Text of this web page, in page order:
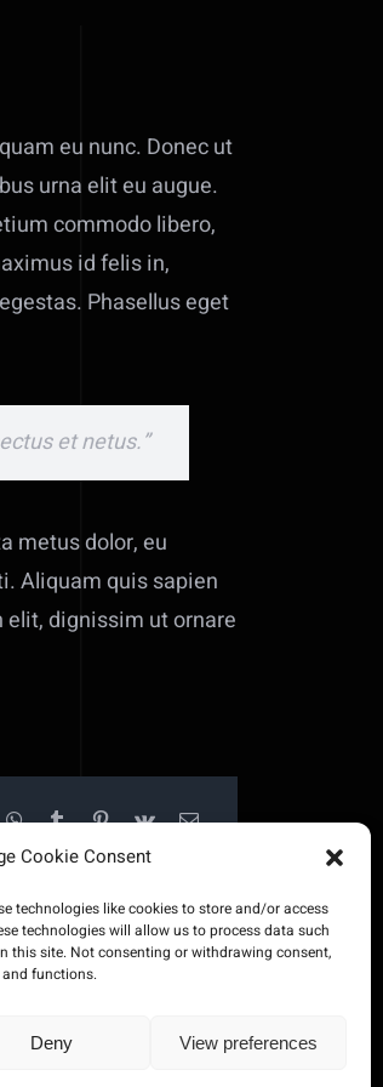
Cookie Consent
technologies like cookies to store and/or access
technologies will allow us to process data such
this site. Not consenting or withdrawing consent,
functions.
Deny View preferences
eu nunc. Donec ut
urna elit eu augue.
commodo libero,
id felis in,
Phasellus eget
et netus.”
metus dolor, eu
Aliquam quis sapien
elit, dignissim ut ornare